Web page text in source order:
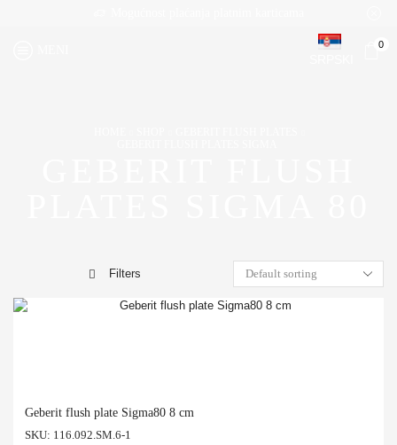
0
Filters
Geberit flush plate Sigma80 8 cm
SKU: 116.092.SM.6-1